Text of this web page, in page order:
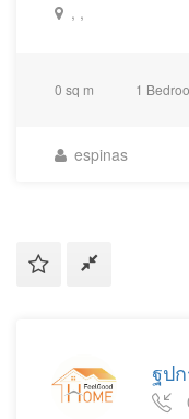
, ,
0 sq m 1
espinas
ฐป